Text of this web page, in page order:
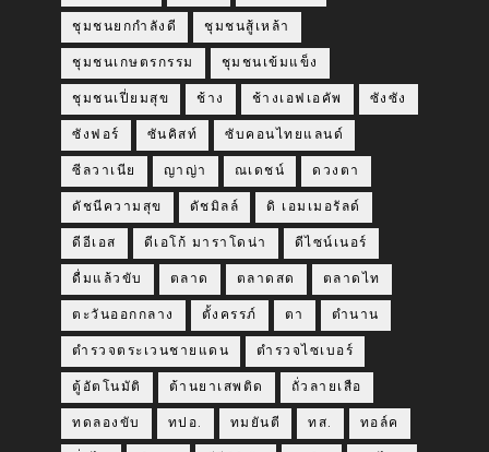
ชุมชนยกกำลังดี ชุมชนสู้เหล้า
ชุมชนเกษตรกรรม ชุมชนเข้มแข็ง
ชุมชนเปี่ยมสุข ช้าง ช้างเอฟเอคัพ ซังซัง
ซังฟอร์ ซันคิสท์ ซับคอนไทยแลนด์
ซีลวาเนีย ญาญ่า ณเดชน์ ดวงตา
ดัชนีความสุข ดัชมิลล์ ดิ เอมเมอรัลด์
ดีอีเอส ดีเอโก้ มาราโดน่า ดีไซน์เนอร์
ดื่มแล้วขับ ตลาด ตลาดสด ตลาดไท
ตะวันออกกลาง ตั้งครรภ์ ตา ตำนาน
ตำรวจตระเวนชายแดน ตำรวจไซเบอร์
ตู้อัตโนมัติ ต้านยาเสพติด ถั่วลายเสือ
ทดลองขับ ทปอ. ทมยันตี ทส. ทอล์ค